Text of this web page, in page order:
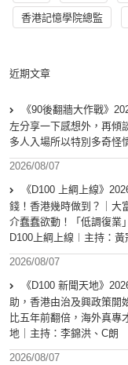
香港記憶學院總監
近期文章
《90後翻牆大作戰》
左分享一下感想外，再傾
多人入場所以特別多奇怪
2026/08/07
《D100 上綱上線》
錢！香港幾時做到？｜大
介蠢蠢欲動！「低調復業
D100上綱上線︱主持：
2026/08/07
《D100 新聞天地》
助，香港由治及興政策開
比五年前翻倍，海外真專
地｜主持：李錦洪、C朗
2026/08/07